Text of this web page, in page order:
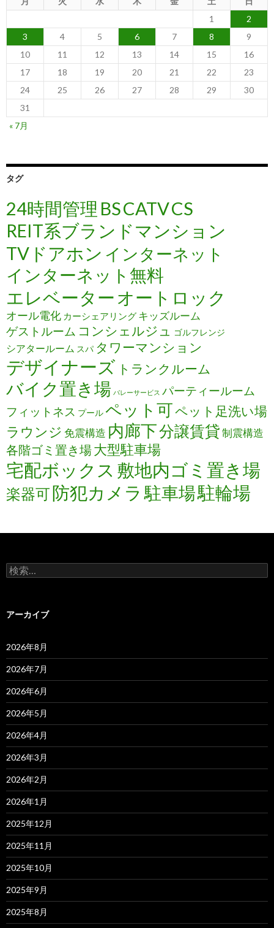
1
2
3
4 5 6 7 8
9
10
11 12 13 14 15
16
17
18 19 20 21 22
23
24
25 26 27 28 29
30
31
« 7月
タグ
24時間管理 BSCATVCS
REIT系ブランドマンション
TVドアホン インターネット
インターネット無料
エレベーター オートロック
オール電化 カーシェアリング キッズルーム
ゲストルーム コンシェルジュ ゴルフレンジ
シアタールーム スパ タワーマンション
デザイナーズ トランクルーム
バイク置き場 バレーサービス パーティールーム
フィットネス プールペット可ペット足洗い場
ラウンジ 免震構造 内廊下分譲賃貸制震構造
各階ゴミ置き場大型駐車場
宅配ボックス 敷地内ゴミ置き場
楽器可防犯カメラ 駐車場駐輪場
検
索:
アーカイブ
2026年8月
2026年7月
2026年6月
2026年5月
2026年4月
2026年3月
2026年2月
2026年1月
2025年12月
2025年11月
2025年10月
2025年9月
2025年8月